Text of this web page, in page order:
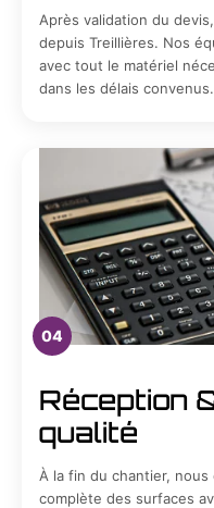
Après validation du
depuis Treillières. Nos
avec tout le matériel
dans les délais convenus.
04
Réception
qualité
À la fin du chantier,
complète des surfaces